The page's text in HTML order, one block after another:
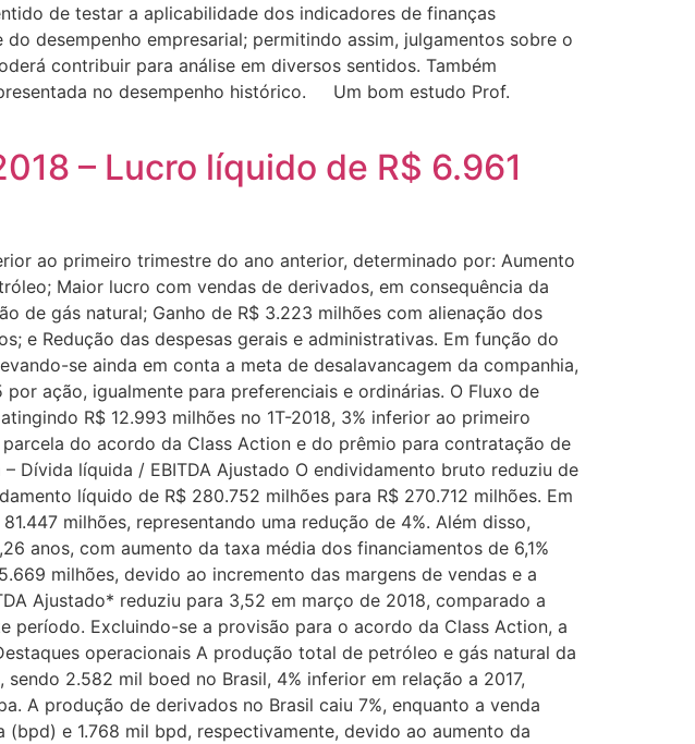
de testar a aplicabilidade dos indicadores de finanças
desempenho empresarial; permitindo assim, julgamentos sobre o
contribuir para análise em diversos sentidos. Também
no desempenho histórico. Um bom estudo Prof.
– Lucro líquido de R$ 6.961
ao primeiro trimestre do ano anterior, determinado por: Aumento
Maior lucro com vendas de derivados, em consequência da
de gás natural; Ganho de R$ 3.223 milhões com alienação dos
e Redução das despesas gerais e administrativas. Em função do
se ainda em conta a meta de desalavancagem da companhia,
ação, igualmente para preferenciais e ordinárias. O Fluxo de
R$ 12.993 milhões no 1T-2018, 3% inferior ao primeiro
do acordo da Class Action e do prêmio para contratação de
líquida / EBITDA Ajustado O endividamento bruto reduziu de
líquido de R$ 280.752 milhões para R$ 270.712 milhões. Em
milhões, representando uma redução de 4%. Além disso,
anos, com aumento da taxa média dos financiamentos de 6,1%
milhões, devido ao incremento das margens de vendas e a
Ajustado* reduziu para 3,52 em março de 2018, comparado a
período. Excluindo-se a provisão para o acordo da Class Action, a
operacionais A produção total de petróleo e gás natural da
2.582 mil boed no Brasil, 4% inferior em relação a 2017,
A produção de derivados no Brasil caiu 7%, enquanto a venda
e 1.768 mil bpd, respectivamente, devido ao aumento da